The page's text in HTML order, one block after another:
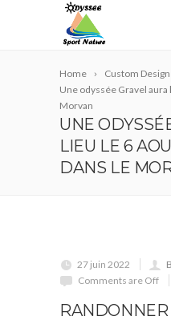
Home Custom Design
Une odyssée Gravel
Morvan
UNE
LIEU LE 6
DANS LE
27 juin 2022
Comments are Off
RANDONNER